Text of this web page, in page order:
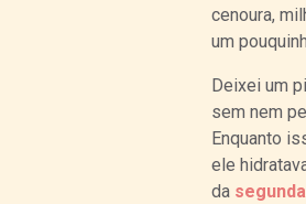
cenoura,
um
Deixei um
sem nem
Enquanto
ele
da